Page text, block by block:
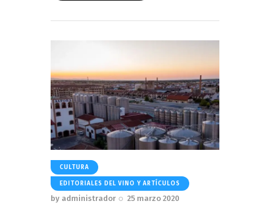
CULTURA
EDITORIALES DEL VINO Y ARTÍCULOS
by administrador
25 marzo 2020